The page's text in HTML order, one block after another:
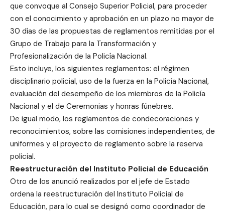
que convoque al Consejo Superior Policial, para proceder
con el conocimiento y aprobación en un plazo no mayor de
30 días de las propuestas de reglamentos remitidas por el
Grupo de Trabajo para la Transformación y
Profesionalización de la Policía Nacional.
Esto incluye, los siguientes reglamentos: el régimen
disciplinario policial, uso de la fuerza en la Policía Nacional,
evaluación del desempeño de los miembros de la Policía
Nacional y el de Ceremonias y honras fúnebres.
De igual modo, los reglamentos de condecoraciones y
reconocimientos, sobre las comisiones independientes, de
uniformes y el proyecto de reglamento sobre la reserva
policial.
Reestructuración del Instituto Policial de Educación
Otro de los anunció realizados por el jefe de Estado
ordena la reestructuración del Instituto Policial de
Educación, para lo cual se designó como coordinador de